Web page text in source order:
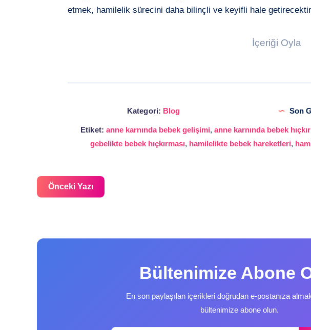
etmek, hamilelik sürecini daha bilinçli ve keyifli hale
İçeriği Oyla
Kategori: Blog Son
Etiket: anne karnında bebek gelişimi,anne karnında bebek
gebelikte bebek hıçkırması, hamilelikte bebek hareketleri,
Önceki Yazı
Bültenimize Abone
En son paylaşılan içerikleri doğrudan e-postanıza
bültenimize abone olun.